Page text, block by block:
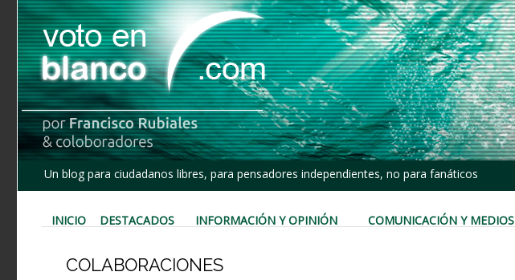
Un blog para ciudadanos libres, para pensadores independientes, no para fanáticos
INICIO DESTACADOS INFORMACIÓN Y OPINIÓN COMUNICACIÓN Y MEDIOS
COLABORACIONES